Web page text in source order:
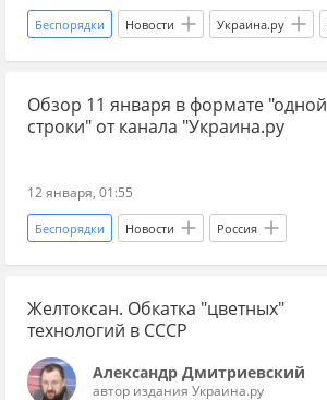
Беспорядки Новости Украина.ру
Масуд Пезешкиани США Израиль
протесты траур
Обзор 11 января в формате "одной
строки" от канала "Украина.ру
12 января, 01:55
Беспорядки Новости Россия
наступление ВС РФ ВС РФ
война на Украине новости СВО
Красный Лиман Сумская область
Желтоксан. Обкатка "цветных"
технологий в СССР
Александр Дмитриевский
автор издания Украина.ру